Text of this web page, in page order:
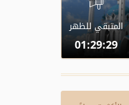
المتبقي للظهر
01:29:28